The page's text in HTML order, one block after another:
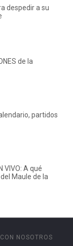
despedir a su
de la
partidos
VIVO: A qué
Maule de la
NOSOTROS